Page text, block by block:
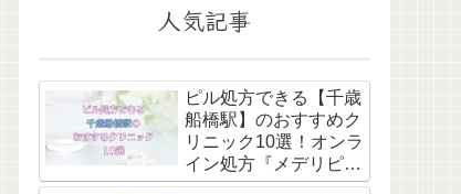
人気記事
ピル処方できる【千歳
船橋駅】のおすすめク
リニック10選！オンラ
イン処方『メデリピ
ル』も解説